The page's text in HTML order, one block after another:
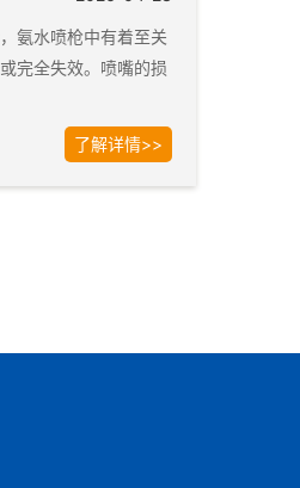
氨水喷枪中有着至关
完全失效。喷嘴的损
了解详情>>